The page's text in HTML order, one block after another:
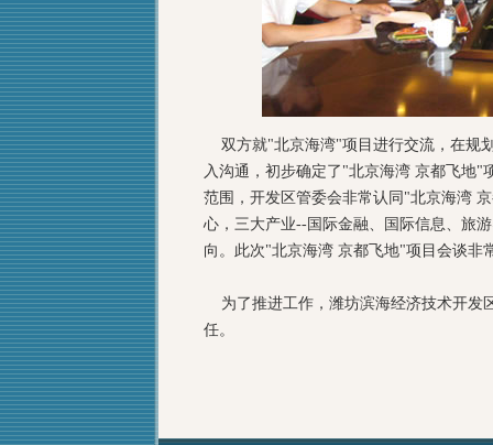
双方就"北京海湾"项目进行交流，在规
入沟通，初步确定了"北京海湾 京都飞地"
范围，开发区管委会非常认同"北京海湾
心，三大产业--国际金融、国际信息、旅
向。此次"北京海湾 京都飞地"项目会谈非
为了推进工作，潍坊滨海经济技术开发
任。